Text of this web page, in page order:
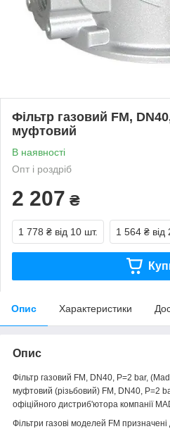
Фільтр газовий FM,
муфтовий
В наявності
Опт і роздріб
2 207 ₴
1 778 ₴ від 10 шт. 1 564 ₴ від
Опис Характеристики
Опис
Фільтр газовий FM, DN40, P=2 bar,
муфтовий (різьбовий) FM, DN40, P=2
офіційного дистриб'ютора компанії
Фільтри газові моделей FM